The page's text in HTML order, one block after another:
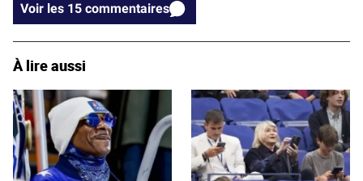
Voir les 15 commentaires
À lire aussi